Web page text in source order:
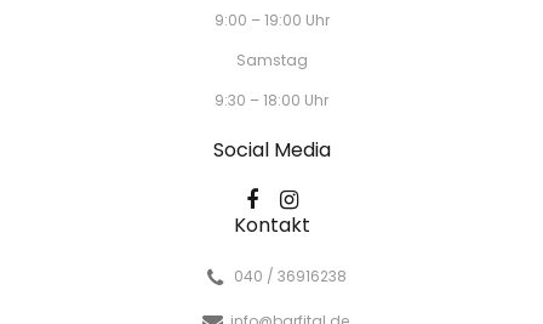
9:00 – 19:00 Uhr
Samstag
9:30 – 18:00 Uhr
Social Media
Kontakt
040 / 36916238